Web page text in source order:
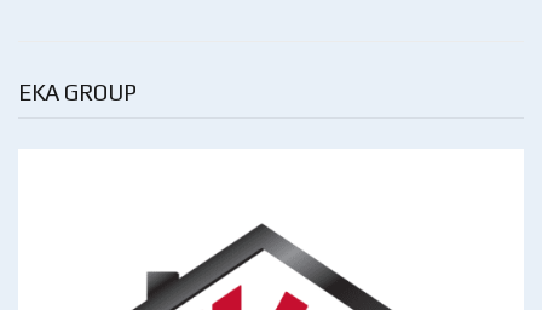
EKA GROUP